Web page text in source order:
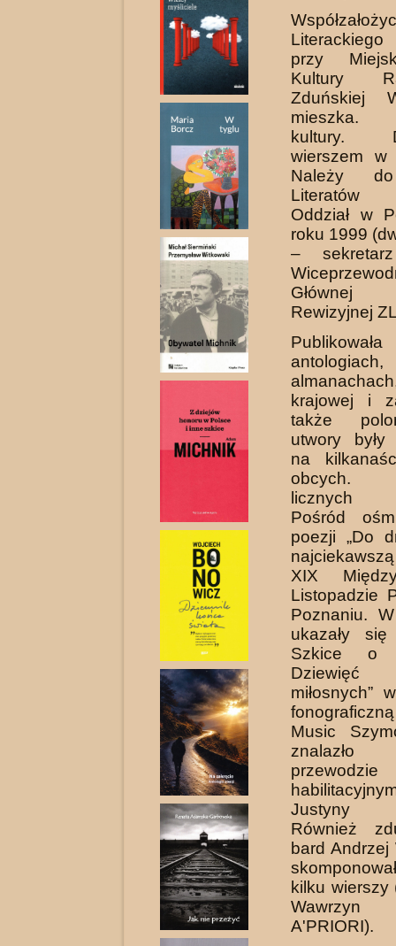
przy
Kultury
Zduńskiej
mieszka.
kultury.
wierszem
Należy
Literatów
Oddział w
roku 1999
–
Rewizyjnej
antologiach,
krajowej i
także
utwory były
na
obcych.
licznych
Pośród
poezji „Do
XIX
Listopadzie
Poznaniu.
ukazały się
Szkice o
Dziewięć
miłosnych”
Music
przewodzie
Justyny
Również
bard Andrzej
kilku wierszy
A'PRIORI).